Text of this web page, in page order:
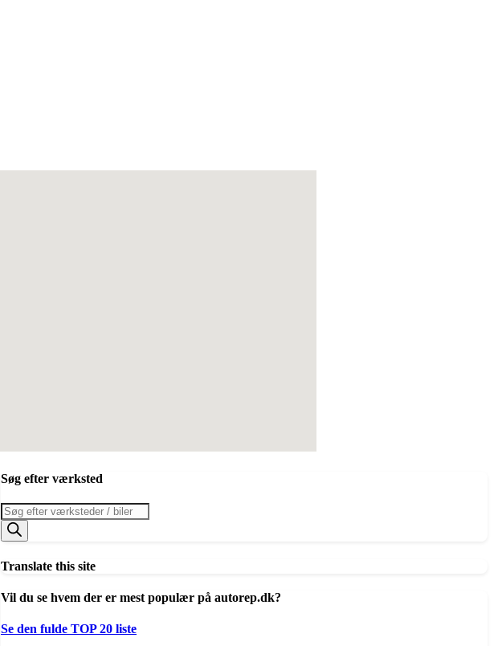
Søg efter værksted
Products
search
Translate this site
Vil du se hvem der er mest populær på autorep.dk?
Se den fulde TOP 20 liste